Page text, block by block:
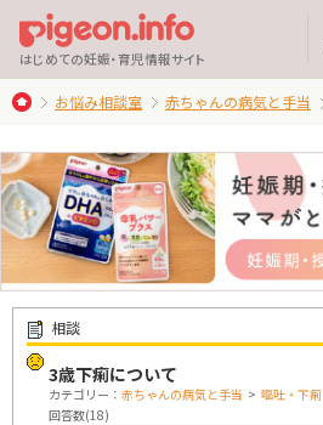
はじめての妊娠・育児情報サイト
お悩み相談室 赤ちゃんの病気と手当
相談
3歳下痢について
カテゴリー： 赤ちゃんの病気と手当 > 嘔吐・下痢
回答数(18)